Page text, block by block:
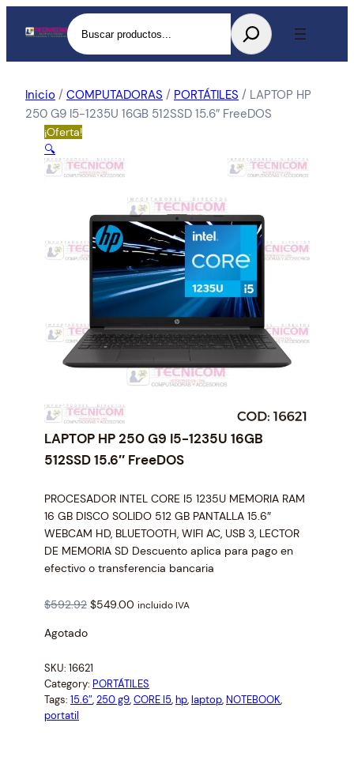
Buscar
Inicio / COMPUTADORAS / PORTÁTILES / LAPTOP HP
250 G9 I5-1235U 16GB 512SSD 15.6″ FreeDOS
¡Oferta!
🔍
LAPTOP HP 250 G9 I5-1235U 16GB
512SSD 15.6″ FreeDOS
PROCESADOR INTEL CORE I5 1235U MEMORIA RAM
16 GB DISCO SOLIDO 512 GB PANTALLA 15.6″
WEBCAM HD, BLUETOOTH, WIFI AC, USB 3, LECTOR
DE MEMORIA SD Descuento aplica para pago en
efectivo o transferencia bancaria
$592.92 O
i
n
a
$549.00 C
n
t
incluido IVA
Agotado
SKU: 16621
Category: PORTÁTILES
Tags: 15.6″, 250 g9, CORE I5, hp, laptop, NOTEBOOK
portatil